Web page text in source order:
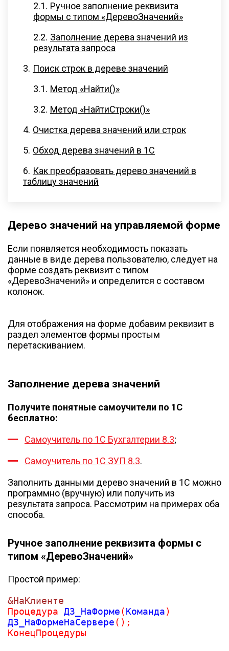
Ручное заполнение реквизита
формы с типом «ДеревоЗначений»
Заполнение дерева значений из
результата запроса
Поиск строк в дереве значений
Метод «Найти()»
Метод «НайтиСтроки()»
Очистка дерева значений или строк
Обход дерева значений в 1С
Как преобразовать дерево значений в
таблицу значений
Дерево значений на управляемой форме
Если появляется необходимость показать
данные в виде дерева пользователю, следует на
форме создать реквизит с типом
«ДеревоЗначений» и определится с составом
колонок.
Для отображения на форме добавим реквизит в
раздел элементов формы простым
перетаскиванием.
Заполнение дерева значений
Получите понятные самоучители по 1С
бесплатно:
Самоучитель по 1С Бухгалтерии 8.3;
Самоучитель по 1С ЗУП 8.3.
Заполнить данными дерево значений в 1С можно
программно (вручную) или получить из
результата запроса. Рассмотрим на примерах оба
способа.
Ручное заполнение реквизита формы с
типом «ДеревоЗначений»
Простой пример:
&НаКлиенте
Процедура ДЗ_НаФорме(Команда)
ДЗ_НаФормеНаСервере( ) ;
КонецПроцедуры